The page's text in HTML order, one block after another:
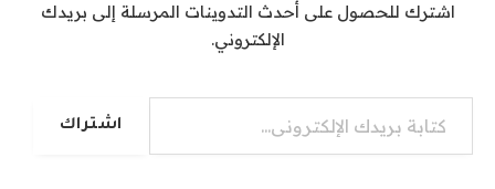
اشترك للحصول على أحدث التدوينات المرسلة إلى بريدك
الإلكتروني.
كتابة بريدك الإلكتروني...
اشتراك